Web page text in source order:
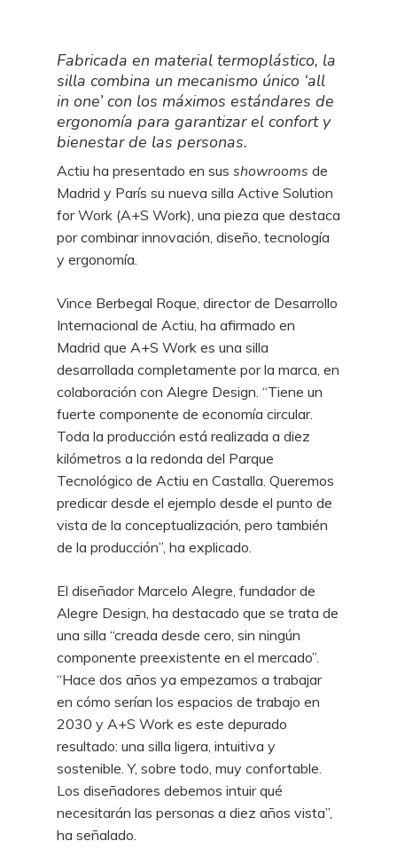
Fabricada en material termoplástico, la
silla combina un mecanismo único ‘all
in one’ con los máximos estándares de
ergonomía para garantizar el confort y
bienestar de las personas.
Actiu ha presentado en sus showrooms de
Madrid y París su nueva silla Active Solution
for Work (A+S Work), una pieza que destaca
por combinar innovación, diseño, tecnología
y ergonomía.
Vince Berbegal Roque, director de Desarrollo
Internacional de Actiu, ha afirmado en
Madrid que A+S Work es una silla
desarrollada completamente por la marca, en
colaboración con Alegre Design. “Tiene un
fuerte componente de economía circular.
Toda la producción está realizada a diez
kilómetros a la redonda del Parque
Tecnológico de Actiu en Castalla. Queremos
predicar desde el ejemplo desde el punto de
vista de la conceptualización, pero también
de la producción”, ha explicado.
El diseñador Marcelo Alegre, fundador de
Alegre Design, ha destacado que se trata de
una silla “creada desde cero, sin ningún
componente preexistente en el mercado”.
“Hace dos años ya empezamos a trabajar
en cómo serían los espacios de trabajo en
2030 y A+S Work es este depurado
resultado: una silla ligera, intuitiva y
sostenible. Y, sobre todo, muy confortable.
Los diseñadores debemos intuir qué
necesitarán las personas a diez años vista”,
ha señalado.